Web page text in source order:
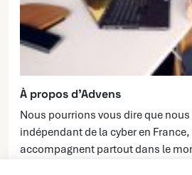
À propos d’Advens
Nous pourrions vous dire que
indépendant de la cyber en
accompagnent partout dans le
la menace cyber. C’est vrai. Mais